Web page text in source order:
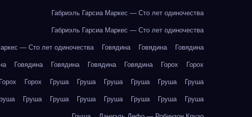
Габриэль Гарсиа Маркес — Сто лет одиночества
Габриэль Гарсиа Маркес — Сто лет одиночества
— Сто лет одиночества Говядина Говядина Говядина
Говядина Говядина Говядина Говядина Горох Горох
Горох Горох Груша Груша Груша Груша Груша Груша
Груша Груша Груша Груша Груша Груша Груша